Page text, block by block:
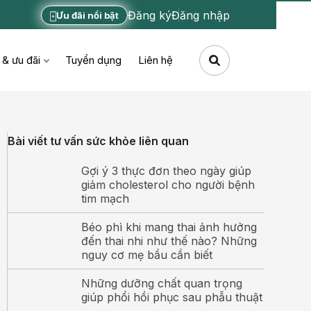
Ưu đãi nổi bật Đăng kýĐăng nhập
ưu đãi Tuyển dụng Liên hệ
Bài viết tư vấn sức khỏe liên quan
Gợi ý 3 thực đơn theo ngày giúp
giảm cholesterol cho người bệnh
tim mạch
Béo phì khi mang thai ảnh hưởng
đến thai nhi như thế nào? Những
nguy cơ mẹ bầu cần biết
Những dưỡng chất quan trọng
giúp phổi hồi phục sau phẫu thuật